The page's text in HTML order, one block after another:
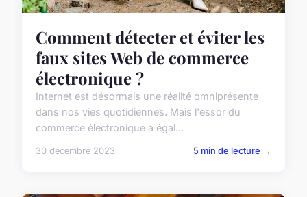
Comment détecter et éviter les
faux sites Web de commerce
électronique ?
Internet est désormais une réalité omniprésente
dans nos vies quotidiennes. Mais l'essor du
commerce électronique a égal...
30 décembre 2023 5 min de lecture →